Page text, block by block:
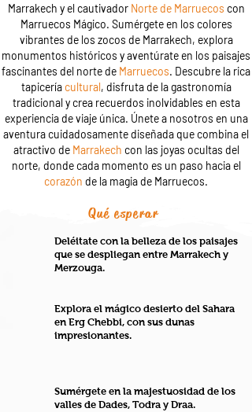
Marrakech y el cautivadorNorte de Marruecos con
Marruecos Mágico. Sumérgete en los colores
vibrantes de los zocos de Marrakech, explora
monumentos históricos y aventúrate en los paisajes
fascinantes del norte de Marruecos. Descubre la rica
tapiceríacultural, disfruta de la gastronomía
tradicional y crea recuerdos inolvidables en esta
experiencia de viaje única. Únete a nosotros en una
aventura cuidadosamente diseñada que combina el
atractivo de Marrakech con las joyas ocultas del
norte, donde cada momento es un paso hacia el
corazón de la magia de Marruecos.
Qué esperar
Deléitate con la belleza de los paisajes
que se despliegan entre Marrakech y
Merzouga.
Explora el mágico desierto del Sahara
en Erg Chebbi, con sus dunas
impresionantes.
Sumérgete en la majestuosidad de los
valles de Dades, Todra y Draa.